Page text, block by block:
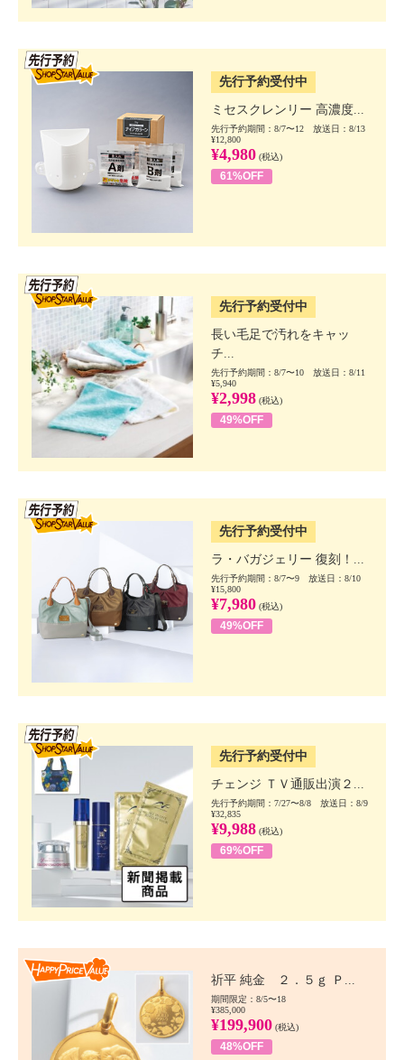
先行予約受付中
ミセスクレンリー 高濃度...
先行予約期間：8/7〜12 放送日：8/13
¥12,800
¥4,980 (税込)
61%OFF
先行予約受付中
長い毛足で汚れをキャッ
チ...
先行予約期間：8/7〜10 放送日：8/11
¥5,940
¥2,998 (税込)
49%OFF
先行予約受付中
ラ・バガジェリー 復刻！...
先行予約期間：8/7〜9 放送日：8/10
¥15,800
¥7,980 (税込)
49%OFF
先行予約受付中
チェンジ ＴＶ通販出演２...
先行予約期間：7/27〜8/8 放送日：8/9
¥32,835
¥9,988 (税込)
69%OFF
祈平 純金 ２．５ｇ Ｐ...
期間限定：8/5〜18
¥385,000
¥199,900 (税込)
48%OFF